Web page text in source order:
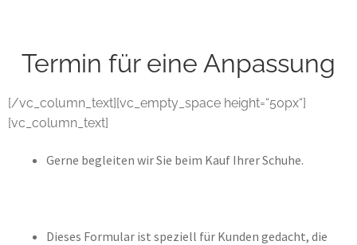
Refund and Returns Policy
Termin für eine Anpassung
[/vc_column_text][vc_empty_space height=“50px“]
[vc_column_text]
Gerne begleiten wir Sie beim Kauf Ihrer Schuhe.
Dieses Formular ist speziell für Kunden gedacht, die